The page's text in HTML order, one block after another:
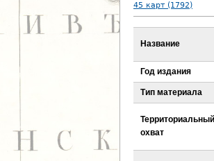
В
ы
д
с
45 карт (1792)
Название
Год издания
Тип материала
Территориальный
охват